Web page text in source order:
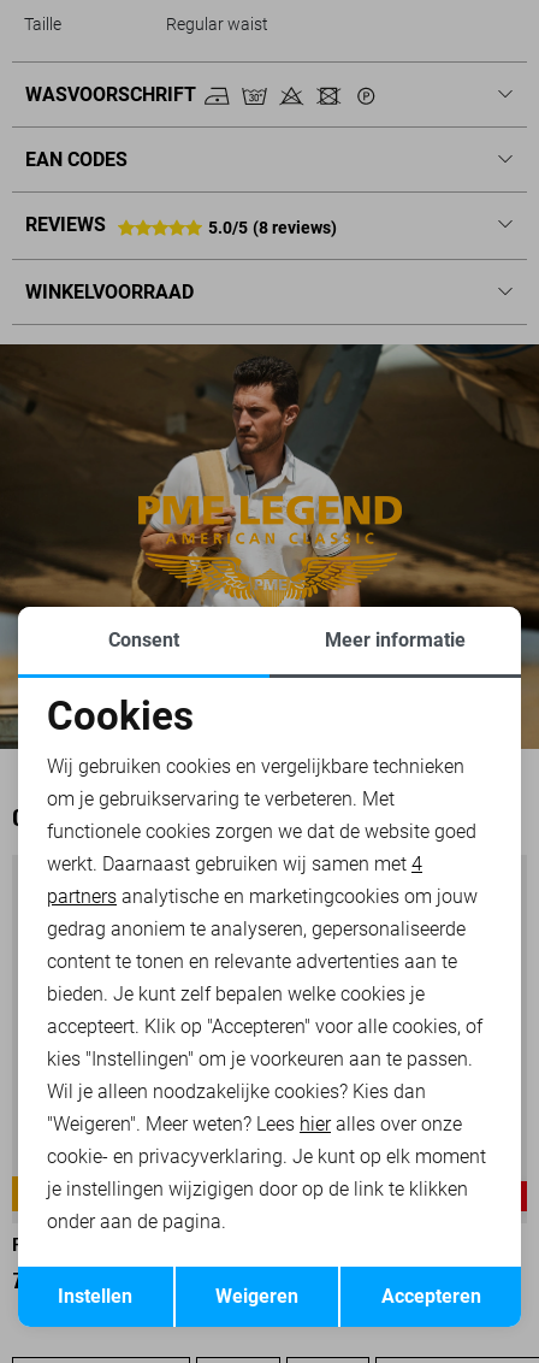
Taille
Regular waist
WASVOORSCHRIFT
EAN CODES
REVIEWS 5.0/5 (8 reviews)
WINKELVOORRAAD
OOK HET BEKIJKEN WAARD
AMERICAN CLASSIC -30%
PME LEGEND BROEK
70,00 99,99
AMERICAN CLASSIC
Noodzakelijke cookies
Personalisatie cookies
Analytische cookies
Marketing cookies
Opslaan
Consent Meer informatie
Cookies
Wij gebruiken cookies en vergelijkbare technieken
om je gebruikservaring te verbeteren. Met
functionele cookies zorgen we dat de website goed
werkt. Daarnaast gebruiken wij samen met 4
partners analytische en marketingcookies om jouw
gedrag anoniem te analyseren, gepersonaliseerde
content te tonen en relevante advertenties aan te
bieden. Je kunt zelf bepalen welke cookies je
accepteert. Klik op "Accepteren" voor alle cookies, of
kies "Instellingen" om je voorkeuren aan te passen.
Wil je alleen noodzakelijke cookies? Kies dan
"Weigeren". Meer weten? Lees hieralles over onze
cookie- en privacyverklaring. Je kunt op elk moment
je instellingen wijzigigen door op de link te klikken
onder aan de pagina.
Accepteren
Weigeren
Instellen